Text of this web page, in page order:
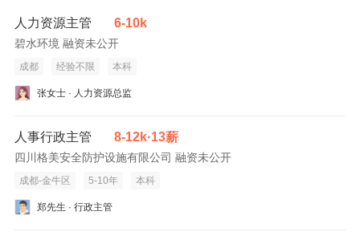
人力资源主管 6-10k
碧水环境 融资未公开
成都 经验不限 本科
张女士 · 人力资源总监
人事行政主管 8-12k·13薪
四川格美安全防护设施有限公司 融资未公开
成都-金牛区 5-10年 本科
郑先生 · 行政主管